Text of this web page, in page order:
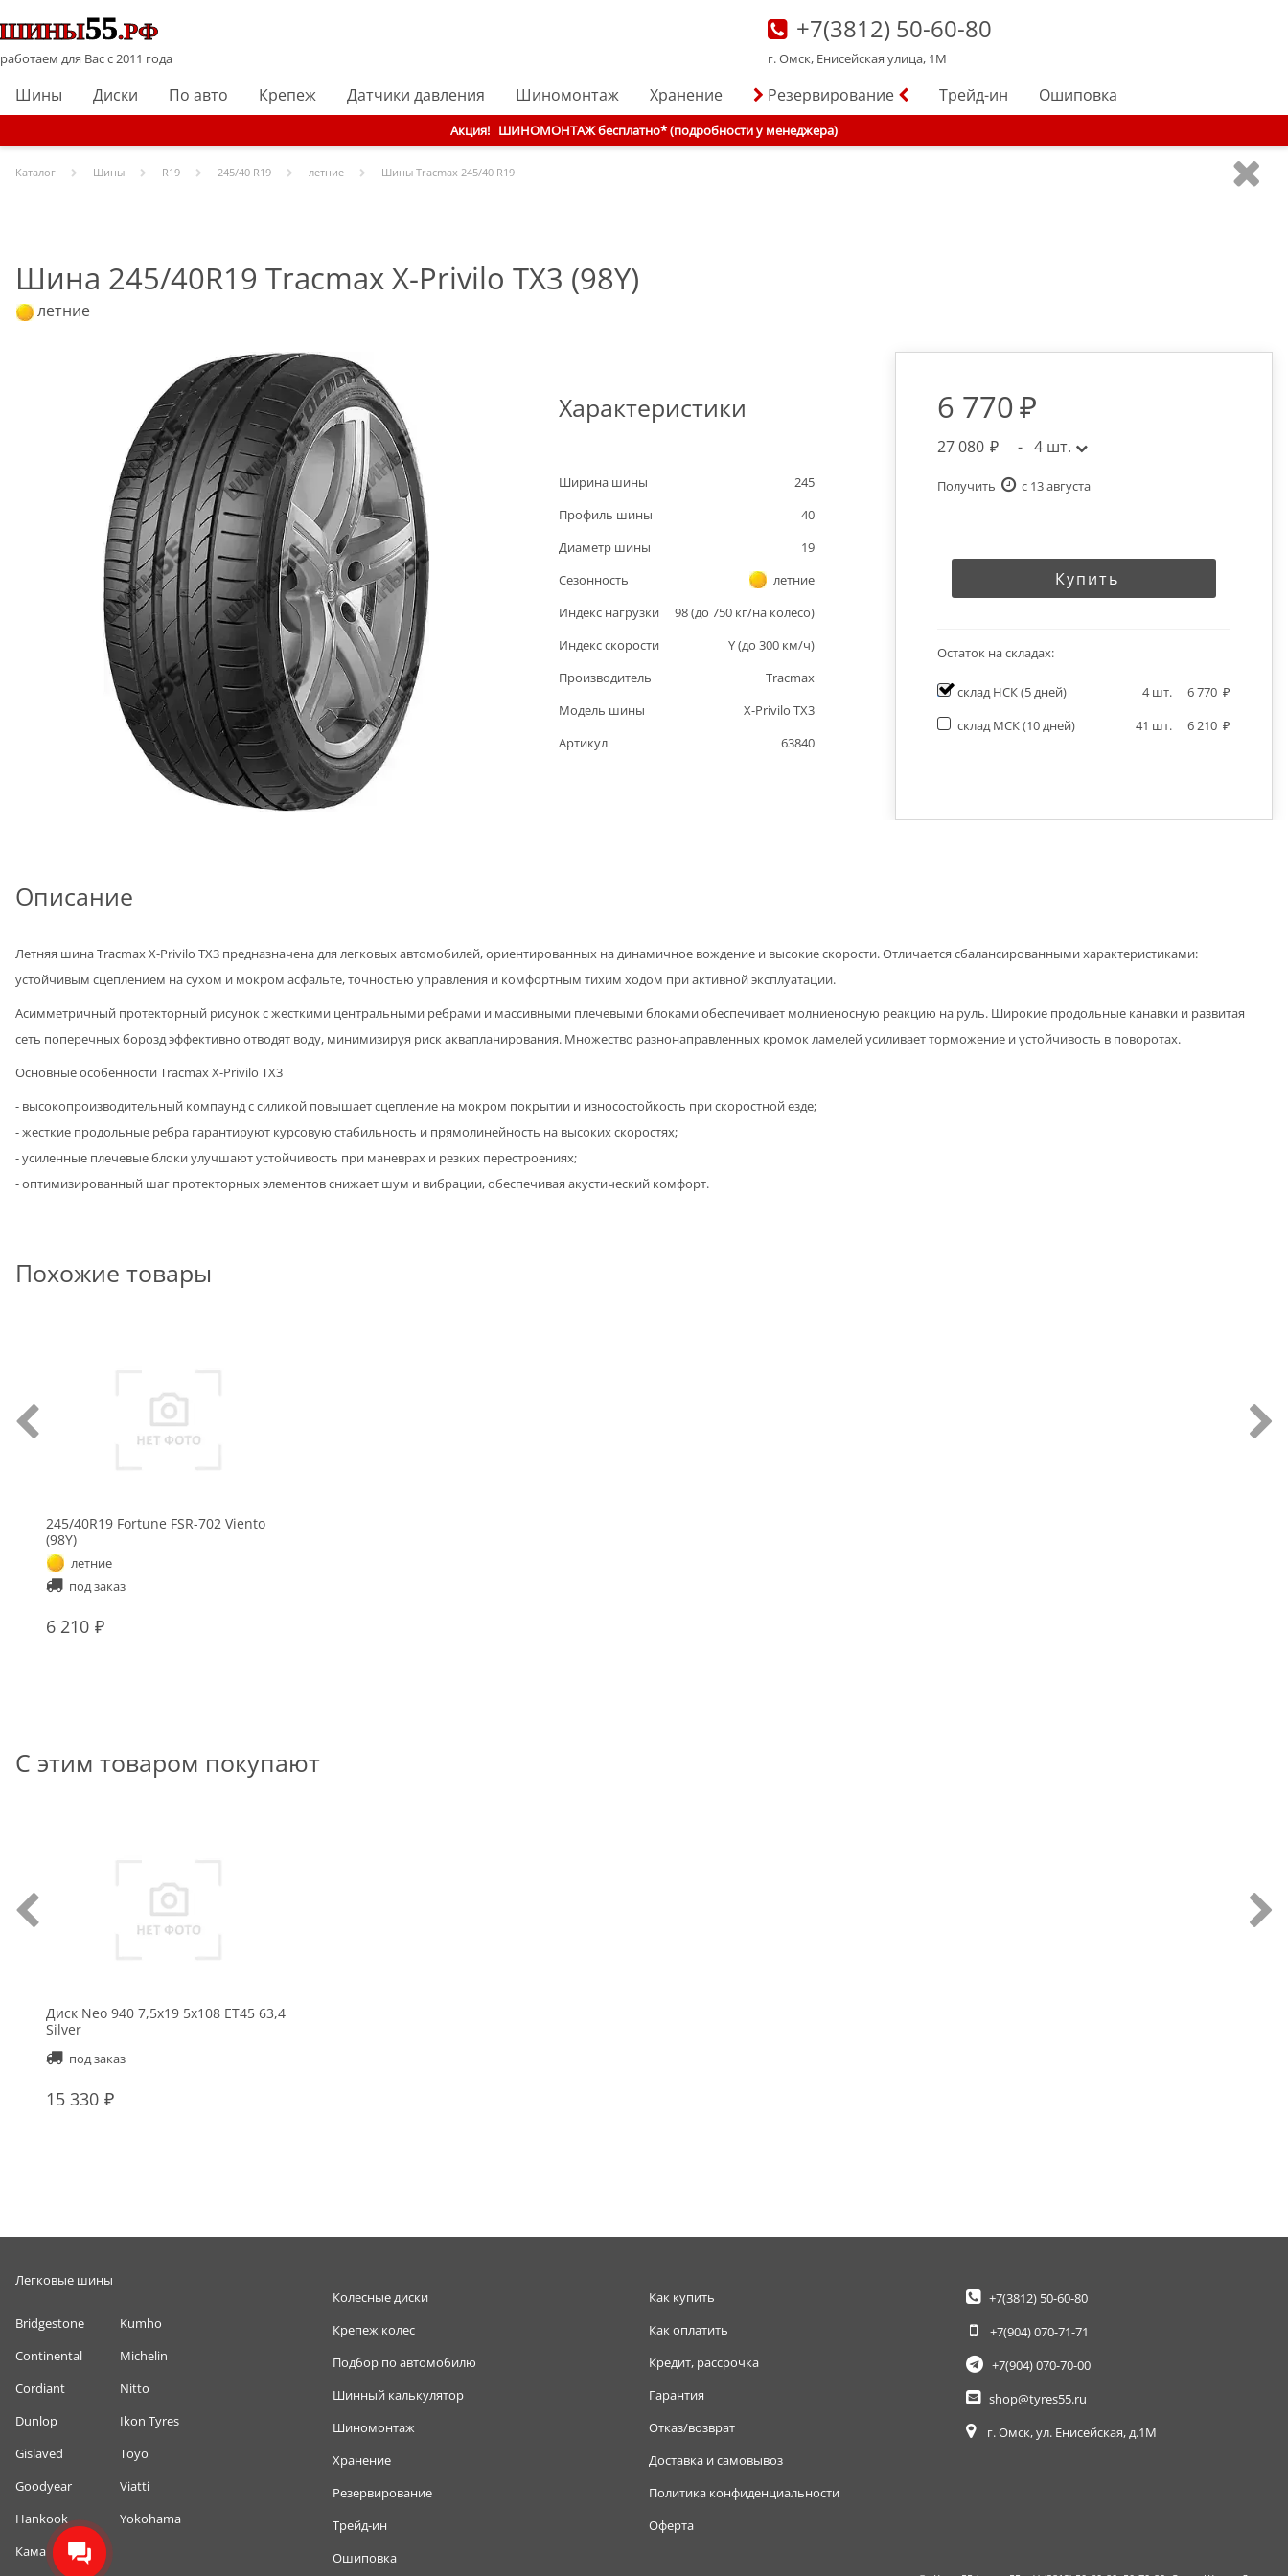
работаем для Вас с 2011 года
+7(3812) 50-60-80
г. Омск, Енисейская улица, 1М
Шины Диски По авто Крепеж Датчики давления Шиномонтаж Хранение Резервирование Трейд-ин Ошиповка
Акция! ШИНОМОНТАЖ бесплатно* (подробности у менеджера)
Каталог Шины R19 245/40 R19 летние Шины Tracmax 245/40 R19
Шина 245/40R19 Tracmax X-Privilo TX3 (98Y)
летние
Характеристики
Ширина шины
245
Профиль шины
40
Диаметр шины
19
Сезонность
летние
Индекс нагрузки
98(до750 кг/на колесо)
Индекс скорости
Y(до300 км/ч)
Производитель
Tracmax
Модель шины
X-Privilo TX3
Артикул
63840
6 770
27 080 - 4 шт.
Получить c 13 августа
Купить
Остаток на складах:
склад НСК(5 дней) 4шт.
6 770
склад МСК(10 дней) 41 шт. 6 210
Описание
Летняя шина Tracmax X-Privilo TX3 предназначена для легковых автомобилей, ориентированных на динамичное вождение и высокие скорости. Отличается сбалансированными характеристиками:
устойчивым сцеплением на сухом и мокром асфальте, точностью управления и комфортным тихим ходом при активной эксплуатации.
Асимметричный протекторный рисунок с жесткими центральными ребрами и массивными плечевыми блоками обеспечивает молниеносную реакцию на руль. Широкие продольные канавки и развитая
сеть поперечных борозд эффективно отводят воду, минимизируя риск аквапланирования. Множество разнонаправленных кромок ламелей усиливает торможение и устойчивость в поворотах.
Основные особенности Tracmax X-Privilo TX3
- высокопроизводительный компаунд с силикой повышает сцепление на мокром покрытии и износостойкость при скоростной езде;
- жесткие продольные ребра гарантируют курсовую стабильность и прямолинейность на высоких скоростях;
- усиленные плечевые блоки улучшают устойчивость при маневрах и резких перестроениях;
- оптимизированный шаг протекторных элементов снижает шум и вибрации, обеспечивая акустический комфорт.
Похожие товары
245/40R19 Fortune FSR-702 Viento
(98Y)
летние
под заказ
6 210
С этим товаром покупают
Диск Neo 940 7,5x19 5x108 ET45 63,4
Silver
под заказ
15 330
Легковые шины
Bridgestone
Continental
Cordiant
Dunlop
Gislaved
Goodyear
Hankook
Кама
Kumho
Michelin
Nitto
Ikon Tyres
Toyo
Viatti
Yokohama
Колесные диски
Крепеж колес
Подбор по автомобилю
Шинный калькулятор
Шиномонтаж
Хранение
Резервирование
Трейд-ин
Ошиповка
Как купить
Как оплатить
Кредит, рассрочка
Гарантия
Отказ/возврат
Доставка и самовывоз
Политика конфиденциальности
Оферта
+7(3812)50-60-80
+7(904)070-71-71
+7(904)070-70-00
shop@tyres55.ru
г. Омск, ул. Енисейская, д.1М